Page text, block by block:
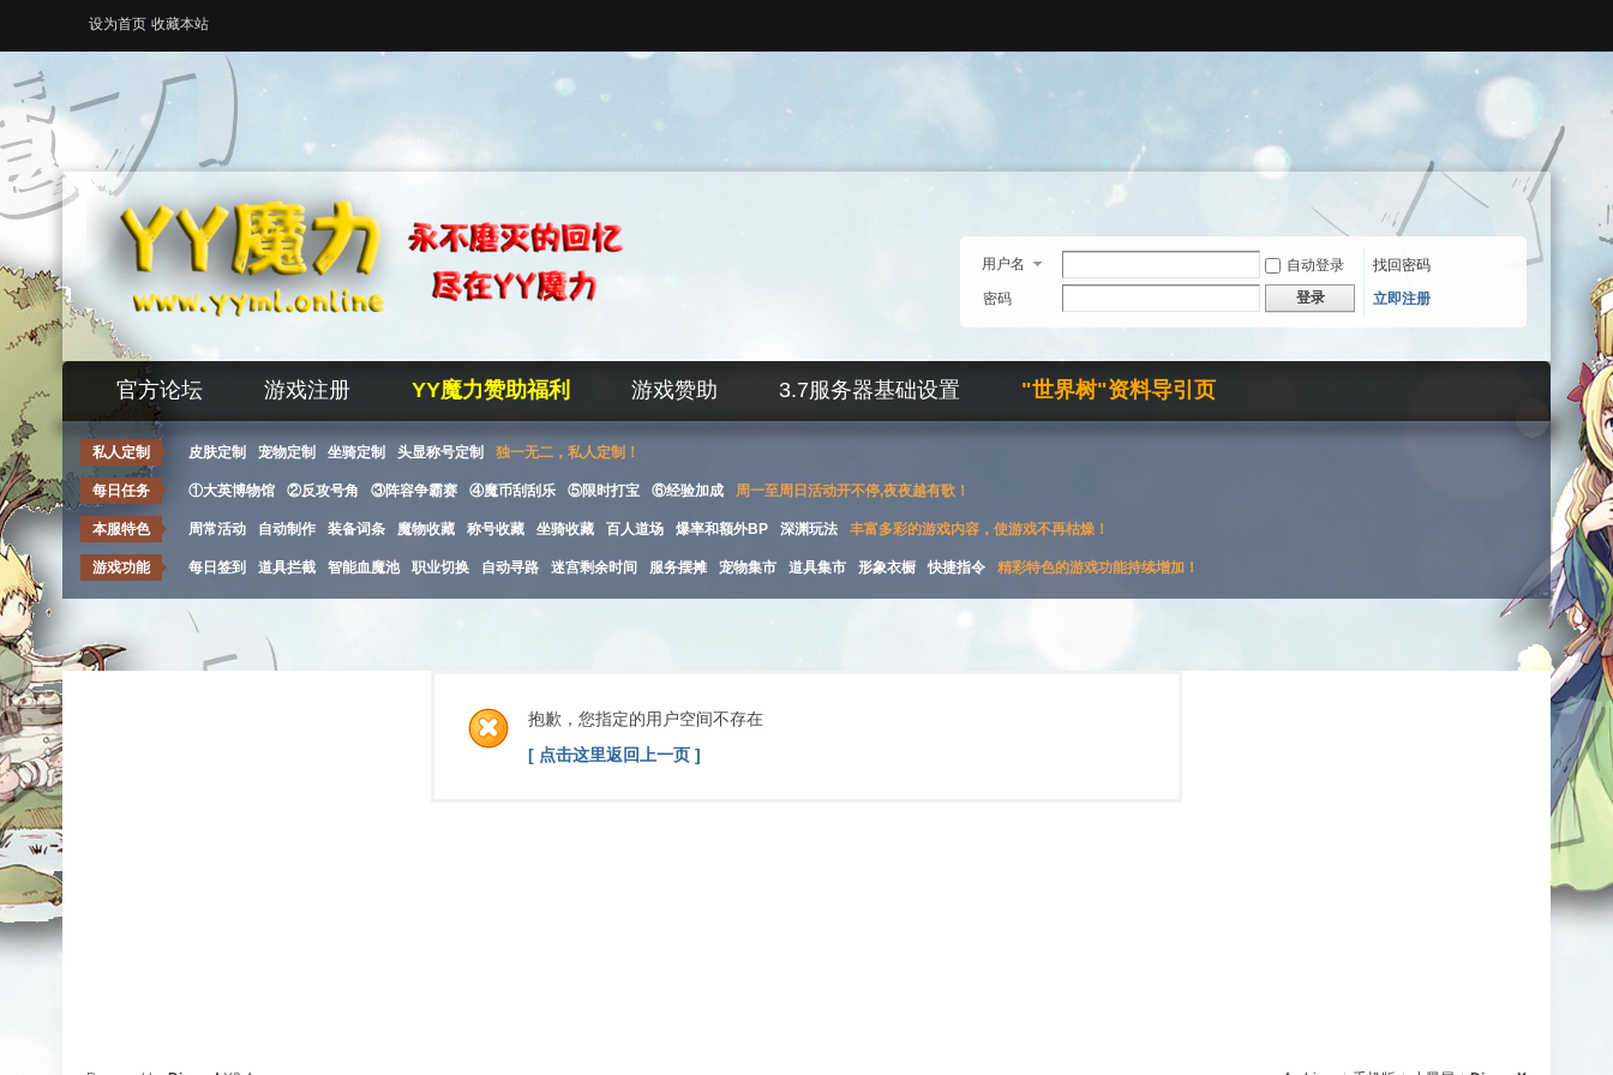
设为首页 收藏本站
用户名 自动登录
找回密码
密码
登录 立即注册
官方论坛 游戏注册 YY魔力赞助福利 游戏赞助 3.7服务器基础设置 "世界树"资料导引页
私人定制 皮肤定制 宠物定制 坐骑定制 头显称号定制 独一无二，私人定制！
每日任务 ①大英博物馆 ②反攻号角 ③阵容争霸赛 ④魔币刮刮乐 ⑤限时打宝 ⑥经验加成 周一至周日活动开不停,夜夜越有歌！
本服特色 周常活动 自动制作 装备词条 魔物收藏 称号收藏 坐骑收藏 百人道场 爆率和额外BP 深渊玩法 丰富多彩的游戏内容，使游戏不再枯燥！
游戏功能 每日签到 道具拦截 智能血魔池 职业切换 自动寻路 迷宫剩余时间 服务摆摊 宠物集市 道具集市 形象衣橱 快捷指令 精彩特色的游戏功能持续增加！
抱歉，您指定的用户空间不存在
[ 点击这里返回上一页 ]